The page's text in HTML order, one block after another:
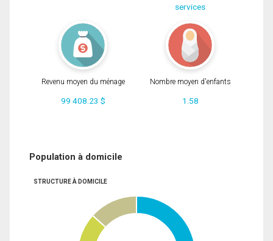
services
Revenu moyen du ménage
99 408.23 $
Nombre moyen d'enfants
1.58
Population à domicile
STRUCTURE À DOMICILE